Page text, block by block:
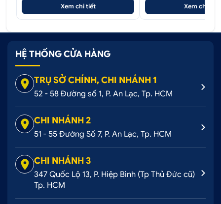
Xem chi tiết Xem chi tiết
HỆ THỐNG CỬA HÀNG
TRỤ SỞ CHÍNH, CHI NHÁNH 1
52 - 58 Đường số 1, P. An Lạc, Tp. HCM
CHI NHÁNH 2
51 - 55 Đường Số 7, P. An Lạc, Tp. HCM
CHI NHÁNH 3
347 Quốc Lộ 13, P. Hiệp Bình (Tp Thủ Đức cũ)
Tp. HCM